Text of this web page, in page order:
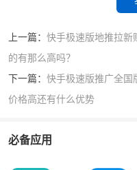
上一篇： 快手极速版地推拉新
的有那么高吗？
下一篇： 快手极速版推广全国
价格高还有什么优势
必备应用